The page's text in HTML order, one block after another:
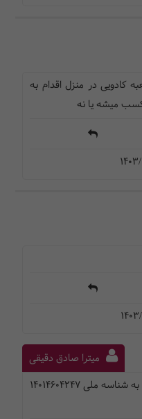
کادویی در منزل اقدام به
میشه یا نه
میترا صادق دقیقی
من شرکت دارم کد اقتصادی شرکت به شناسه ملی ۱۴۰۱۴۶۰۴۲۴۷